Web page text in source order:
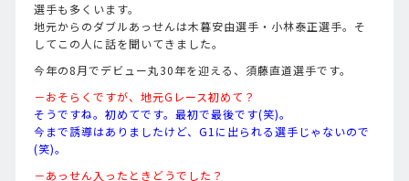
選手も多くいます。
地元からのダブルあっせんは木暮安由選手・小林泰正選手。そ
してこの人に話を聞いてきました。
今年の8月でデビュー丸30年を迎える、須藤直道選手です。
－おそらくですが、地元Gレース初めて？
そうですね。初めてです。最初で最後です(笑)。
今まで誘導はありましたけど、G1に出られる選手じゃないので
(笑)。
－あっせん入ったときどうでした？